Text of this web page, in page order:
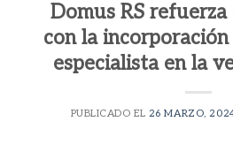
Domus RS
con la
especialista en la
PUBLICADO EL 26 MARZO,